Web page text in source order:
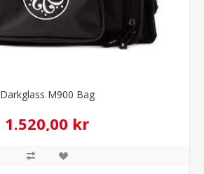
Darkglass M900 Bag
1.520,00 kr